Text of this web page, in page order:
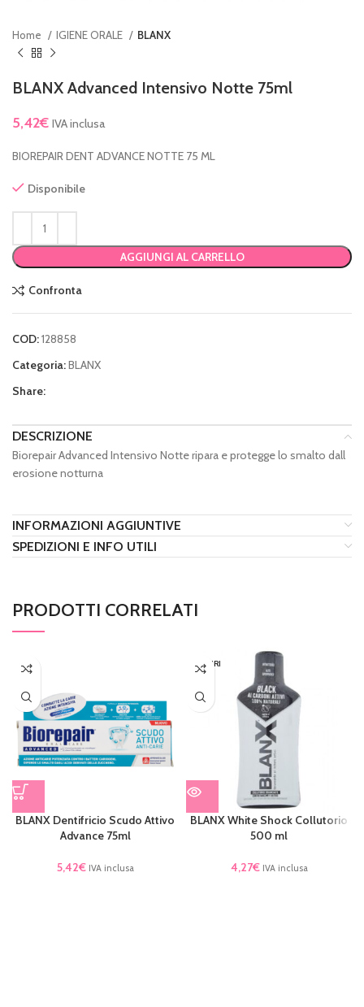
Home IGIENE ORALE BLANX
BLANX Advanced Intensivo Notte 75ml
5,42€ IVA inclusa
BIOREPAIR DENT ADVANCE NOTTE 75 ML
Disponibile
AGGIUNGI AL CARRELLO
Confronta
COD:128858
Categoria:BLANX
Share:
DESCRIZIONE
Biorepair Advanced Intensivo Notte ripara e protegge lo smalto dall
erosione notturna
INFORMAZIONI AGGIUNTIVE
SPEDIZIONI E INFO UTILI
PRODOTTI CORRELATI
BLANX Dentifricio Scudo Attivo
Advance 75ml
5,42€ IVA inclusa
ESAURI
TO
BLANX White Shock Collutorio
500 ml
4,27€ IVA inclusa